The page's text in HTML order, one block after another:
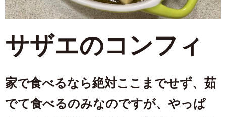
サザエのコンフィ
家で食べるなら絶対ここまでせず、茹
でて食べるのみなのですが、やっぱ